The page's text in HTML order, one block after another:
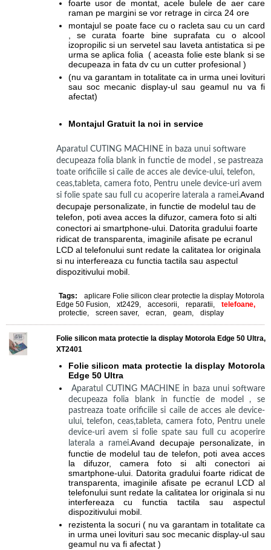
foarte usor de montat, acele bulele de aer care
raman pe margini se vor retrage in circa 24 ore
montajul se poate face cu o racleta sau cu un card
, se curata foarte bine suprafata cu o alcool
izopropilic si un servetel sau laveta antistatica si pe
urma se aplica folia ( aceasta folie este blank si se
decupeaza in fata dv cu un cutter profesional )
(nu va garantam in totalitate ca in urma unei lovituri
sau soc mecanic display-ul sau geamul nu va fi
afectat)
Montajul Gratuit la noi in service
Aparatul CUTING MACHINE in baza unui software
decupeaza folia blank in functie de model , se pastreaza
toate orificiile si caile de acces ale device-ului, telefon,
ceas,tableta, camera foto, Pentru unele device-uri avem
si folie spate sau full cu acoperire laterala a ramei.Avand
decupaje personalizate, in functie de modelul tau de
telefon, poti avea acces la difuzor, camera foto si alti
conectori ai smartphone-ului. Datorita gradului foarte
ridicat de transparenta, imaginile afisate pe ecranul
LCD al telefonului sunt redate la calitatea lor originala
si nu interfereaza cu functia tactila sau aspectul
dispozitivului mobil.
Tags:
aplicare Folie silicon clear protectie la display Motorola
Edge 50 Fusion, xt2429, accesorii, reparatii,
telefoane,
protectie, screen saver, ecran, geam, display
Folie silicon mata protectie la display Motorola Edge 50 Ultra,
XT2401
Folie silicon mata protectie la display Motorola
Edge 50 Ultra
Aparatul CUTING MACHINE in baza unui software
decupeaza folia blank in functie de model , se
pastreaza toate orificiile si caile de acces ale device-
ului, telefon, ceas,tableta, camera foto, Pentru unele
device-uri avem si folie spate sau full cu acoperire
laterala a ramei.Avand decupaje personalizate, in
functie de modelul tau de telefon, poti avea acces
la difuzor, camera foto si alti conectori ai
smartphone-ului. Datorita gradului foarte ridicat de
transparenta, imaginile afisate pe ecranul LCD al
telefonului sunt redate la calitatea lor originala si nu
interfereaza cu functia tactila sau aspectul
dispozitivului mobil.
rezistenta la socuri ( nu va garantam in totalitate ca
in urma unei lovituri sau soc mecanic display-ul sau
geamul nu va fi afectat )